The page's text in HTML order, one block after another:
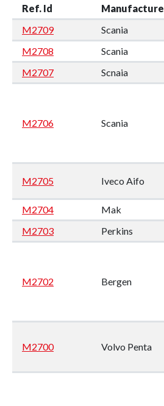
Ref. Id Manufacture
M2709
Scania
M2708
Scania
M2707
Scnaia
M2706 Scania
M2705 Iveco Aifo
M2704
Mak
M2703
Perkins
M2702 Bergen
M2700 Volvo Penta